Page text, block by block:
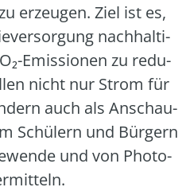
erzeu­gen. Ziel ist es,
nach­hal­ti­
Emis­sio­nen zu redu­
nicht nur Strom für
auch als Anschau­
Schü­lern und Bür­gern
und von Pho­to­